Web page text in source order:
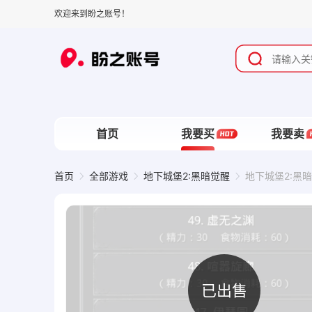
欢迎来到盼之账号！
首页 我要买 我要卖
首页 全部游戏 地下城堡2:黑暗觉醒 地下城堡2:黑
已出售